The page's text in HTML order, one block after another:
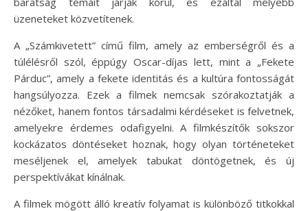
üzeneteket közvetítenek.
A „Számkivetett” című film, amely az emberségről és a
túlélésről szól, éppúgy Oscar-díjas lett, mint a „Fekete
Párduc”, amely a fekete identitás és a kultúra fontosságát
hangsúlyozza. Ezek a filmek nemcsak szórakoztatják a
nézőket, hanem fontos társadalmi kérdéseket is felvetnek,
amelyekre érdemes odafigyelni. A filmkészítők sokszor
kockázatos döntéseket hoznak, hogy olyan történeteket
meséljenek el, amelyek tabukat döntögetnek, és új
perspektívákat kínálnak.
A filmek mögött álló kreatív folyamat is különböző titkokkal